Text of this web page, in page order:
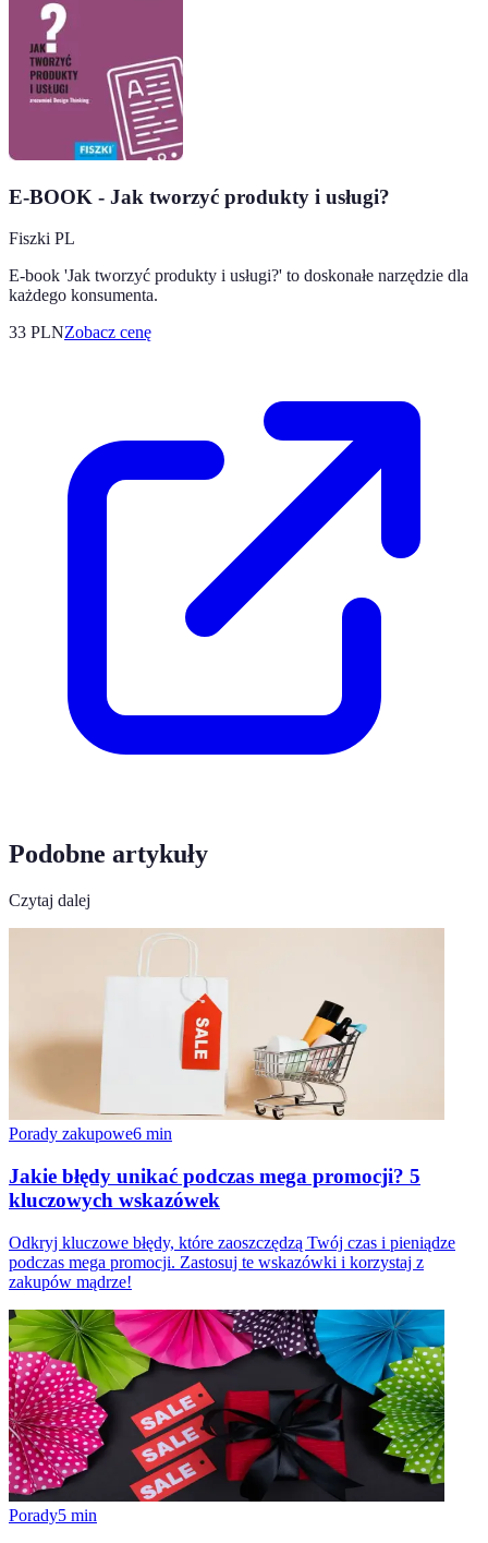
E-BOOK - Jak tworzyć produkty i usługi?
Fiszki PL
E-book 'Jak tworzyć produkty i usługi?' to doskonałe narzędzie dla
każdego konsumenta.
33 PLNZobacz cenę
Podobne artykuły
Czytaj dalej
Porady zakupowe6 min
Jakie błędy unikać podczas mega promocji? 5
kluczowych wskazówek
Odkryj kluczowe błędy, które zaoszczędzą Twój czas i pieniądze
podczas mega promocji. Zastosuj te wskazówki i korzystaj z
zakupów mądrze!
Porady5 min